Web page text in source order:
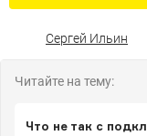
Сергей Ильин
Читайте на тему:
Что не так с